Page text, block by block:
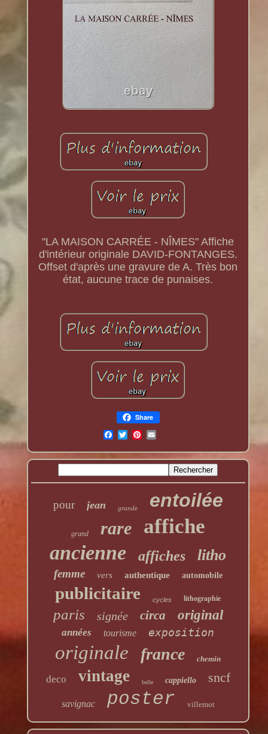
"LA MAISON CARRÉE - NÎMES" Affiche
d'intérieur originale DAVID-FONTANGES.
Offset d'après une gravure de A. Très bon
état, aucune trace de punaises.
Share
pour jean grande entoilée
grand rare affiche
ancienne affiches litho
femme vers authentique automobile
publicitaire cycles lithographie
paris signée circa original
années tourisme exposition
originale france chemin
deco vintage belle cappiello sncf
savignac poster villemot